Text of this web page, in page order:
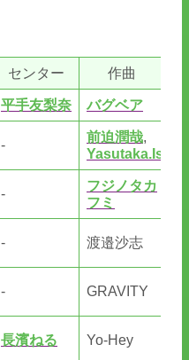
センター 作曲
平手友梨奈 バグベア
-
前迫潤哉,
Yasutaka.Ishio
-
フジノタカ
フミ
- 渡邉沙志
- GRAVITY
長濱ねる Yo-Hey